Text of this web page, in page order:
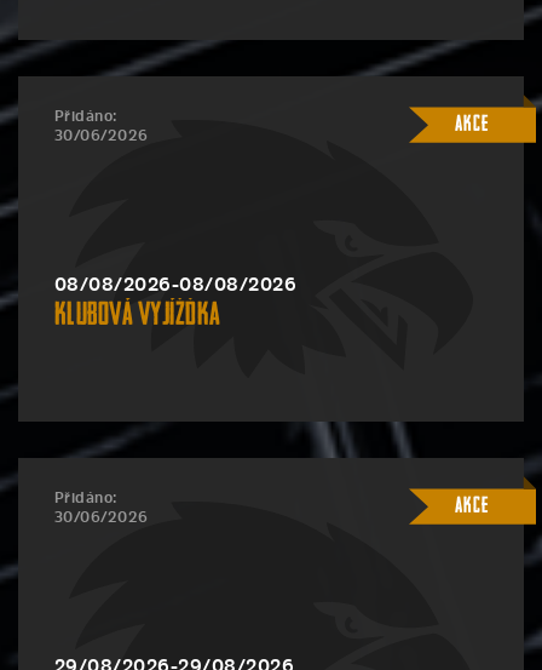
Akce
Přidáno:
30/06/2026
08/08/2026-08/08/2026
Klubová vyjížďka
Akce
Přidáno:
30/06/2026
29/08/2026-29/08/2026